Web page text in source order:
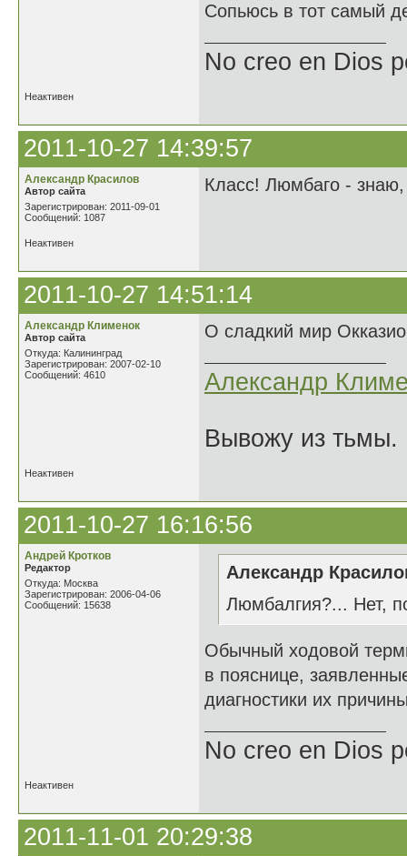
Сопьюсь в тот самый
No creo en Dios
Неактивен
2011-10-27 14:39:57
Александр Красилов
Автор сайта
Зарегистрирован: 2011-09-01
Сообщений: 1087
Класс! Люмбаго -
Неактивен
2011-10-27 14:51:14
Александр Клименок
Автор сайта
Откуда: Калининград
Зарегистрирован: 2007-02-10
Сообщений: 4610
О сладкий мир
Александр
Вывожу из тьмы.
Неактивен
2011-10-27 16:16:56
Андрей Кротков
Редактор
Откуда: Москва
Зарегистрирован: 2006-04-06
Сообщений: 15638
Александр
Люмбалгия?... Нет,
Обычный ходовой
в пояснице,
диагностики их
No creo en Dios
Неактивен
2011-11-01 20:29:38